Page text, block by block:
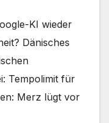
KI wieder
Dänisches
Tempolimit für
Merz lügt vor